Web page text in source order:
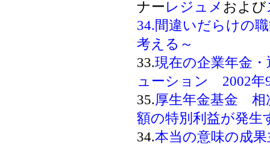
ナーレジュメ および
34.間違いだらけの
考える～
33.現在の企業年金
ューション 2002年
35.厚生年金基金 相
額の特別利益が発生
34.本当の意味の成